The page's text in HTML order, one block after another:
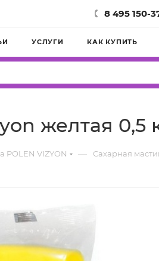
8 495 150-
УСЛУГИ КАК КУПИТЬ
желтая 0,5
POLEN VIZYON — Сахарная